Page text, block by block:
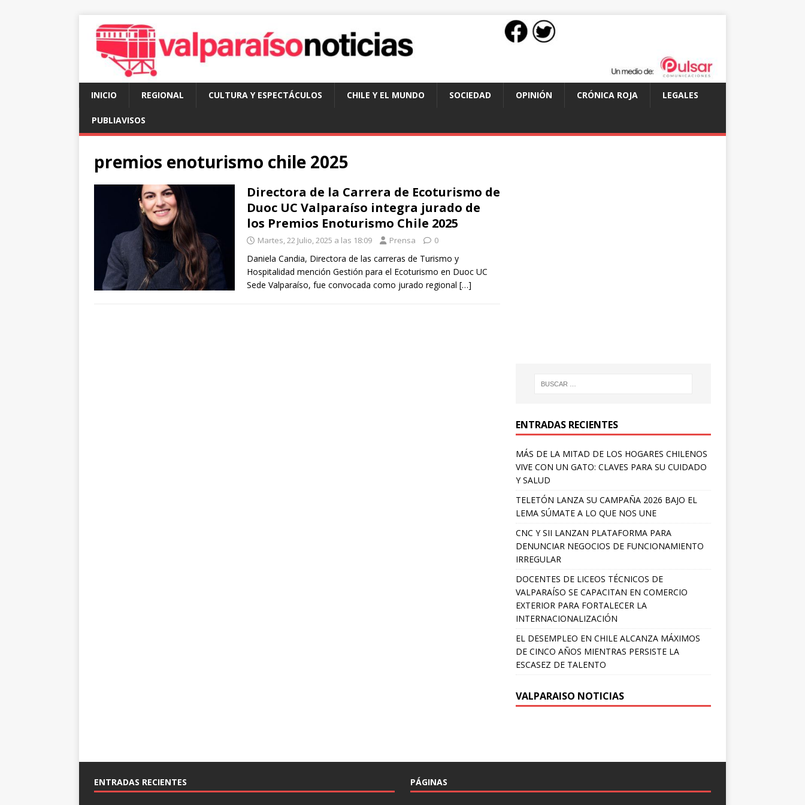
INICIO REGIONAL CULTURA Y ESPECTÁCULOS CHILE Y EL MUNDO SOCIEDAD OPINIÓN CRÓNICA ROJA LEGALES
PUBLIAVISOS
premios enoturismo chile 2025
Directora de la Carrera de Ecoturismo de
Duoc UC Valparaíso integra jurado de
los Premios Enoturismo Chile 2025
Martes, 22 Julio, 2025 a las 18:09 Prensa 0
Daniela Candia, Directora de las carreras de Turismo y
Hospitalidad mención Gestión para el Ecoturismo en Duoc UC
Sede Valparaíso, fue convocada como jurado regional […]
ENTRADAS RECIENTES
MÁS DE LA MITAD DE LOS HOGARES CHILENOS
VIVE CON UN GATO: CLAVES PARA SU CUIDADO
Y SALUD
TELETÓN LANZA SU CAMPAÑA 2026 BAJO EL
LEMA SÚMATE A LO QUE NOS UNE
CNC Y SII LANZAN PLATAFORMA PARA
DENUNCIAR NEGOCIOS DE FUNCIONAMIENTO
IRREGULAR
DOCENTES DE LICEOS TÉCNICOS DE
VALPARAÍSO SE CAPACITAN EN COMERCIO
EXTERIOR PARA FORTALECER LA
INTERNACIONALIZACIÓN
EL DESEMPLEO EN CHILE ALCANZA MÁXIMOS
DE CINCO AÑOS MIENTRAS PERSISTE LA
ESCASEZ DE TALENTO
VALPARAISO NOTICIAS
ENTRADAS RECIENTES PÁGINAS